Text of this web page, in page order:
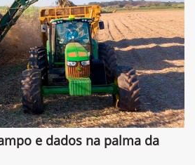
e dados na palma da